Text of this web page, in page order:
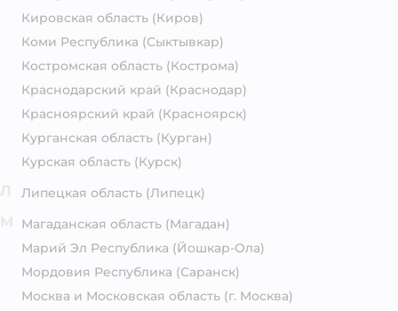
Кировская область (Киров)
Коми Республика (Сыктывкар)
Костромская область (Кострома)
Краснодарский край (Краснодар)
Красноярский край (Красноярск)
Курганская область (Курган)
Курская область (Курск)
Липецкая область (Липецк)
Магаданская область (Магадан)
Марий Эл Республика (Йошкар-Ола)
Мордовия Республика (Саранск)
Москва и Московская область (г. Москва)